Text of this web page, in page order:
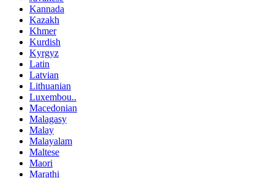
Kannada
Kazakh
Khmer
Kurdish
Kyrgyz
Latin
Latvian
Lithuanian
Luxembou..
Macedonian
Malagasy
Malay
Malayalam
Maltese
Maori
Marathi